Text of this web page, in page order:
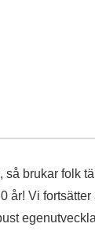
brukar folk
år! Vi